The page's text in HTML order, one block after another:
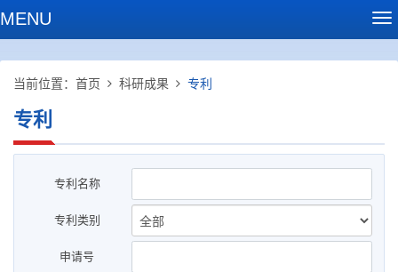
MENU
当前位置： 首页 科研成果 专利
专利
专利名称
专利类别
申请号